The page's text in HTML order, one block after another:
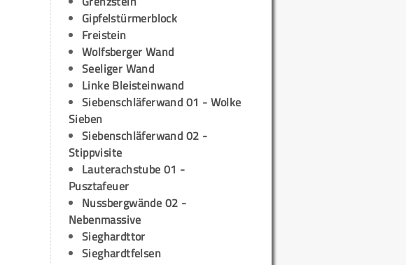
Gipfelstürmerblock
Freistein
Wolfsberger Wand
Seeliger Wand
Linke Bleisteinwand
Siebenschläferwand 01 - Wolke
Sieben
Siebenschläferwand 02 -
Stippvisite
Lauterachstube 01 -
Pusztafeuer
Nussbergwände 02 -
Nebenmassive
Sieghardttor
Sieghardtfelsen